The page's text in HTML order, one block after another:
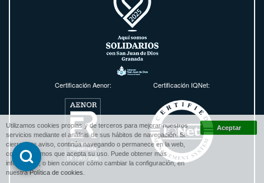
Certificación Aenor: Certificación IQNet:
Utilizamos cookies propias y de terceros para mejorar nuestros
servicios mediante el análisis de sus hábitos de navegación. Si
cierra este aviso, continúa navegando o permanece en la web,
consideraremos que acepta su uso. Puede obtener más
información, o bien conocer cómo cambiar la configuración, en
nuestraPolítica de cookies